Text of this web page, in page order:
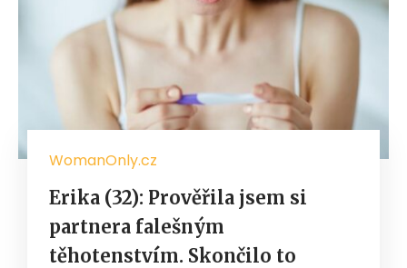
WomanOnly.cz
Erika (32): Prověřila jsem si
partnera falešným
těhotenstvím. Skončilo to